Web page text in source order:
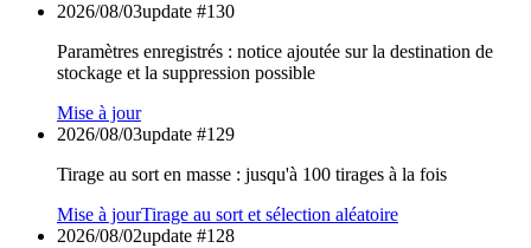
2026/08/03update #130
Paramètres enregistrés : notice ajoutée sur la destination de
stockage et la suppression possible
Mise à jour
2026/08/03update #129
Tirage au sort en masse : jusqu'à 100 tirages à la fois
Mise à jourTirage au sort et sélection aléatoire
2026/08/02update #128